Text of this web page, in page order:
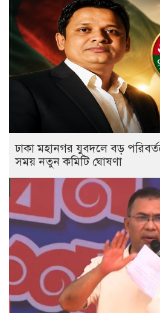
ঢাকা মহানগর যুবদলে বড়
সময় নতুন কমিটি ঘোষণা